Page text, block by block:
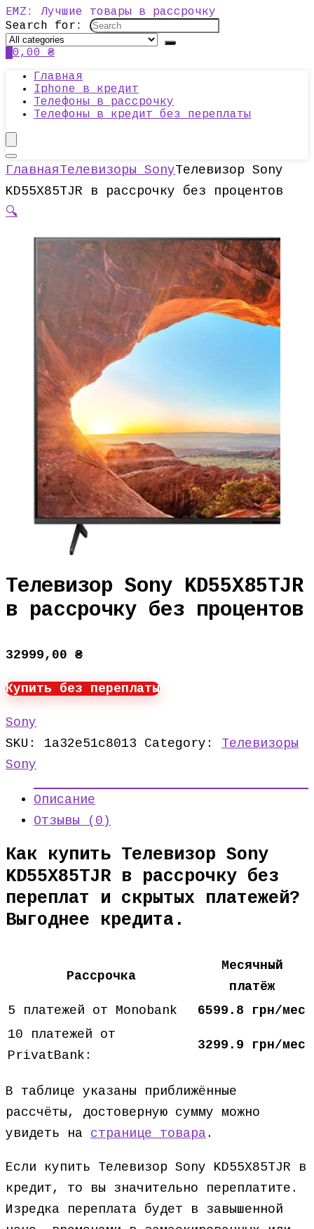
EMZ: Лучшие товары в рассрочку
Search for:
0,00 ₴
Главная
Iphone в кредит
Телефоны в рассрочку
Телефоны в кредит без переплаты
ГлавнаяТелевизоры SonyТелевизор Sony
KD55X85TJR в рассрочку без процентов
🔍
Телевизор Sony KD55X85TJR
в рассрочку без процентов
32999,00 ₴
Купить без переплаты
Sony
SKU: 1a32e51c8013 Category: Телевизоры
Sony
Описание
Отзывы (0)
Как купить Телевизор Sony
KD55X85TJR в рассрочку без
переплат и скрытых платежей?
Выгоднее кредита.
Рассрочка
Месячный
платёж
5 платежей от Monobank
6599.8 грн/мес
10 платежей от
PrivatBank:
3299.9 грн/мес
В таблице указаны приближённые
рассчёты, достоверную сумму можно
увидеть на странице товара .
Если купить Телевизор Sony KD55X85TJR в
кредит, то вы значительно переплатите.
Изредка переплата будет в завышенной